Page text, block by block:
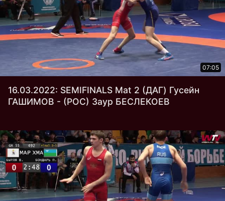
07:05
16.03.2022: SEMIFINALS Mat 2 (ДАГ) Гусейн
ГАШИМОВ - (РОС) Заур БЕСЛЕКОЕВ